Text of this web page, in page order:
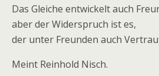
Das Gleiche entwickelt auch
aber der Widerspruch ist es,
der unter Freunden auch
Meint Reinhold Nisch.